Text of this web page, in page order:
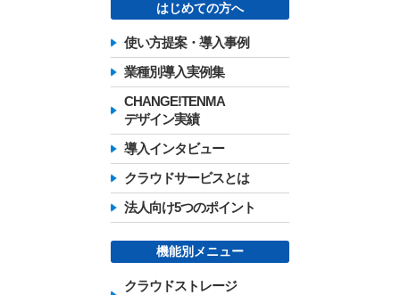
はじめての方へ
使い方提案・導入事例
業種別導入実例集
CHANGE!TENMA
デザイン実績
導入インタビュー
クラウドサービスとは
法人向け5つのポイント
機能別メニュー
クラウドストレージ